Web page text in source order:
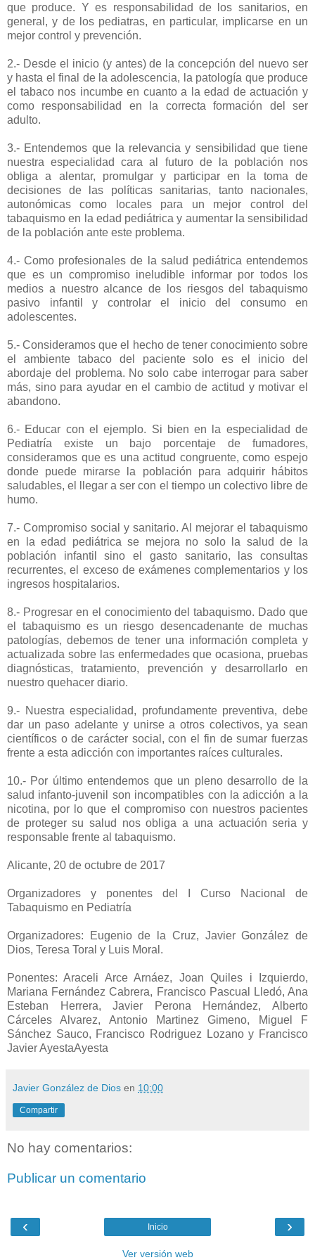
que produce. Y es responsabilidad de los sanitarios, en
general, y de los pediatras, en particular, implicarse en un
mejor control y prevención.
2.- Desde el inicio (y antes) de la concepción del nuevo ser
y hasta el final de la adolescencia, la patología que produce
el tabaco nos incumbe en cuanto a la edad de actuación y
como responsabilidad en la correcta formación del ser
adulto.
3.- Entendemos que la relevancia y sensibilidad que tiene
nuestra especialidad cara al futuro de la población nos
obliga a alentar, promulgar y participar en la toma de
decisiones de las políticas sanitarias, tanto nacionales,
autonómicas como locales para un mejor control del
tabaquismo en la edad pediátrica y aumentar la sensibilidad
de la población ante este problema.
4.- Como profesionales de la salud pediátrica entendemos
que es un compromiso ineludible informar por todos los
medios a nuestro alcance de los riesgos del tabaquismo
pasivo infantil y controlar el inicio del consumo en
adolescentes.
5.- Consideramos que el hecho de tener conocimiento sobre
el ambiente tabaco del paciente solo es el inicio del
abordaje del problema. No solo cabe interrogar para saber
más, sino para ayudar en el cambio de actitud y motivar el
abandono.
6.- Educar con el ejemplo. Si bien en la especialidad de
Pediatría existe un bajo porcentaje de fumadores,
consideramos que es una actitud congruente, como espejo
donde puede mirarse la población para adquirir hábitos
saludables, el llegar a ser con el tiempo un colectivo libre de
humo.
7.- Compromiso social y sanitario. Al mejorar el tabaquismo
en la edad pediátrica se mejora no solo la salud de la
población infantil sino el gasto sanitario, las consultas
recurrentes, el exceso de exámenes complementarios y los
ingresos hospitalarios.
8.- Progresar en el conocimiento del tabaquismo. Dado que
el tabaquismo es un riesgo desencadenante de muchas
patologías, debemos de tener una información completa y
actualizada sobre las enfermedades que ocasiona, pruebas
diagnósticas, tratamiento, prevención y desarrollarlo en
nuestro quehacer diario.
9.- Nuestra especialidad, profundamente preventiva, debe
dar un paso adelante y unirse a otros colectivos, ya sean
científicos o de carácter social, con el fin de sumar fuerzas
frente a esta adicción con importantes raíces culturales.
10.- Por último entendemos que un pleno desarrollo de la
salud infanto-juvenil son incompatibles con la adicción a la
nicotina, por lo que el compromiso con nuestros pacientes
de proteger su salud nos obliga a una actuación seria y
responsable frente al tabaquismo.
Alicante, 20 de octubre de 2017
Organizadores y ponentes del I Curso Nacional de
Tabaquismo en Pediatría
Organizadores: Eugenio de la Cruz, Javier González de
Dios, Teresa Toral y Luis Moral.
Ponentes: Araceli Arce Arnáez, Joan Quiles i Izquierdo,
Mariana Fernández Cabrera, Francisco Pascual Lledó, Ana
Esteban Herrera, Javier Perona Hernández, Alberto
Cárceles Alvarez, Antonio Martinez Gimeno, Miguel F
Sánchez Sauco, Francisco Rodriguez Lozano y Francisco
Javier AyestaAyesta
Javier González de Dios en 10:00
Compartir
No hay comentarios:
Publicar un comentario
‹ ›
Inicio
Ver versión web